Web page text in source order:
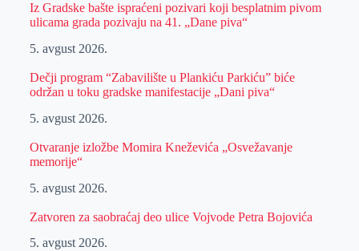
Iz Gradske bašte ispraćeni pozivari koji besplatnim pivom
ulicama grada pozivaju na 41. „Dane piva“
5. avgust 2026.
Dečji program “Zabavilište u Plankiću Parkiću” biće
održan u toku gradske manifestacije „Dani piva“
5. avgust 2026.
Otvaranje izložbe Momira Kneževića „Osvežavanje
memorije“
5. avgust 2026.
Zatvoren za saobraćaj deo ulice Vojvode Petra Bojovića
5. avgust 2026.